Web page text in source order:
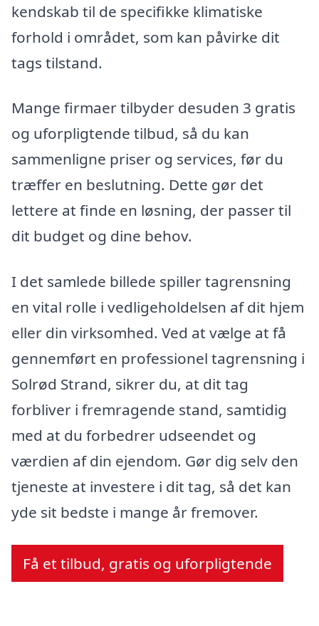
kendskab til de specifikke klimatiske
forhold i området, som kan påvirke dit
tags tilstand.
Mange firmaer tilbyder desuden 3 gratis
og uforpligtende tilbud, så du kan
sammenligne priser og services, før du
træffer en beslutning. Dette gør det
lettere at finde en løsning, der passer til
dit budget og dine behov.
I det samlede billede spiller tagrensning
en vital rolle i vedligeholdelsen af dit hjem
eller din virksomhed. Ved at vælge at få
gennemført en professionel tagrensning i
Solrød Strand, sikrer du, at dit tag
forbliver i fremragende stand, samtidig
med at du forbedrer udseendet og
værdien af din ejendom. Gør dig selv den
tjeneste at investere i dit tag, så det kan
yde sit bedste i mange år fremover.
Få et tilbud, gratis og uforpligtende